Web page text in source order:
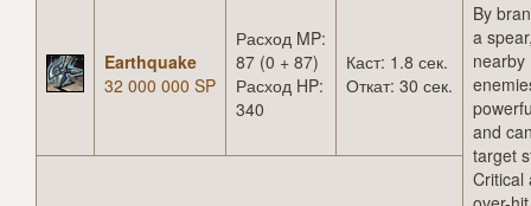
Earthquake
32 000 000 SP
Расход MP:
87 (0 + 87)
Расход HP:
340
Каст: 1.8 сек.
Откат: 30 сек.
By
a
nearby
and
target
Critical